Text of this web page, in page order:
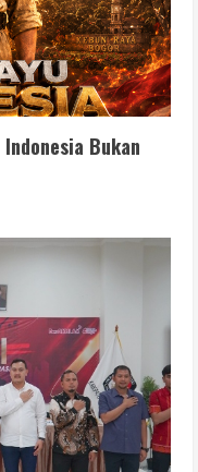
Bukan